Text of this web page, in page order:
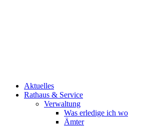
Aktuelles
Rathaus & Service
Verwaltung
Was erledige ich wo
Ämter